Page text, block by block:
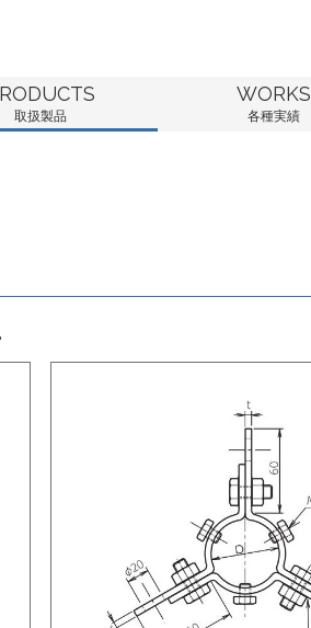
取扱製品
WORKS
各種実績